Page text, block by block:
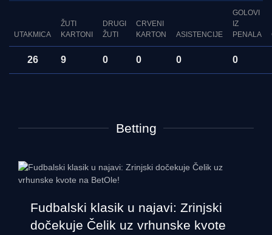
UTAKMICA
ŽUTI
KARTONI
DRUGI
ŽUTI
CRVENI
KARTON
ASISTENCIJE
GOLOVI
IZ
PENALA
26 9 0 0 0 0
Betting
Fudbalski klasik u najavi: Zrinjski
dočekuje Čelik uz vrhunske kvote